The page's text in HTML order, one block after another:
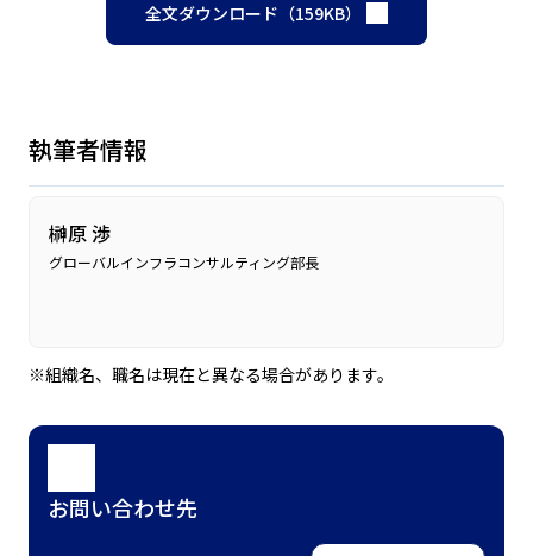
全文ダウンロード（159KB）
執筆者情報
榊原 渉
グローバルインフラコンサルティング部長
※組織名、職名は現在と異なる場合があります。
お問い合わせ先